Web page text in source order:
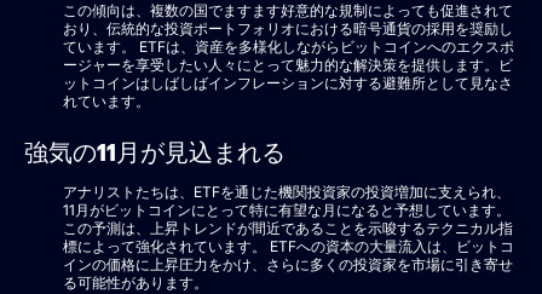
この傾向は、複数の国でますます好意的な規制によっても促進されて
おり、伝統的な投資ポートフォリオにおける暗号通貨の採用を奨励し
ています。 ETFは、資産を多様化しながらビットコインへのエクスポ
ージャーを享受したい人々にとって魅力的な解決策を提供します。ビ
ットコインはしばしばインフレーションに対する避難所として見なさ
れています。
強気の11月が見込まれる
アナリストたちは、ETFを通じた機関投資家の投資増加に支えられ、
11月がビットコインにとって特に有望な月になると予想しています。
この予測は、上昇トレンドが間近であることを示唆するテクニカル指
標によって強化されています。 ETFへの資本の大量流入は、ビットコ
インの価格に上昇圧力をかけ、さらに多くの投資家を市場に引き寄せ
る可能性があります。